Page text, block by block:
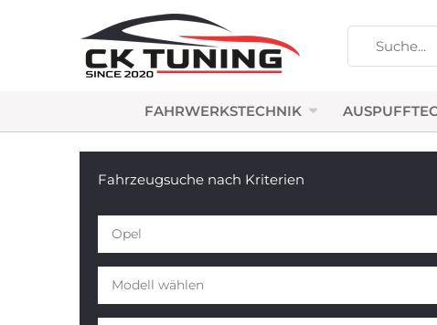
FAHRWERKSTECHNIK
Fahrzeugsuche nach Kriterien
Opel
Modell wählen